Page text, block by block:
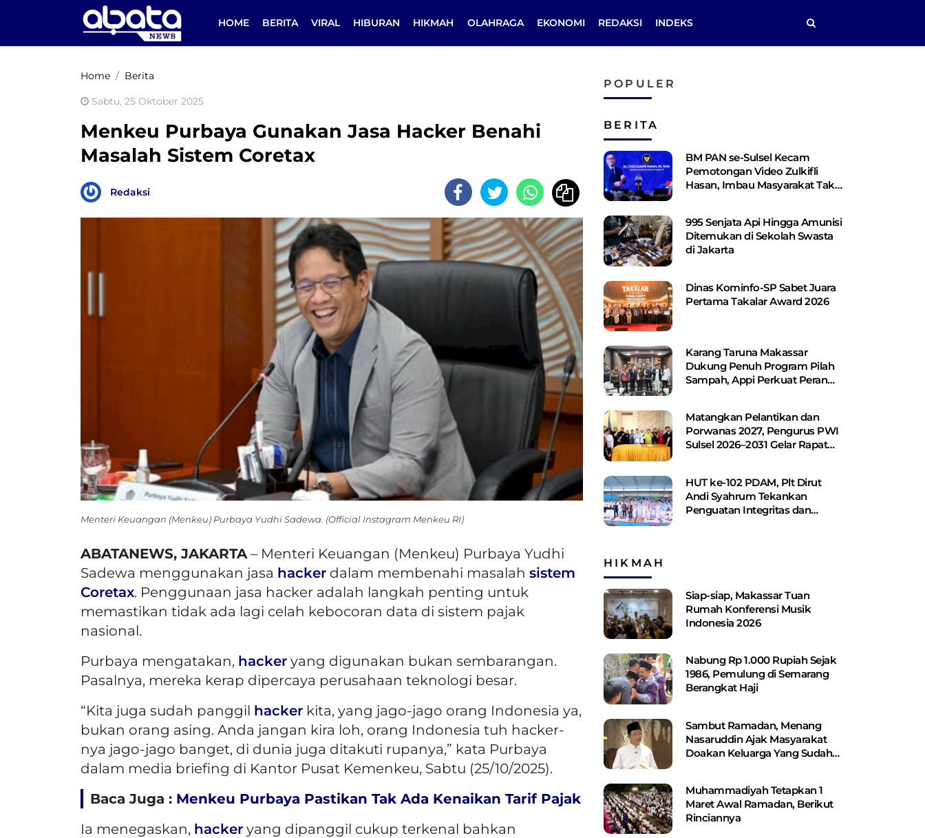
HOME BERITA VIRAL HIBURAN HIKMAH OLAHRAGA EKONOMI REDAKSI INDEKS
Home Berita
Sabtu, 25 Oktober 2025
Menkeu Purbaya Gunakan Jasa Hacker Benahi
Masalah Sistem Coretax
Redaksi
Menteri Keuangan (Menkeu) Purbaya Yudhi Sadewa. (Official Instagram Menkeu RI)
ABATANEWS, JAKARTA – Menteri Keuangan (Menkeu) Purbaya Yudhi
Sadewa menggunakan jasa hacker dalam membenahi masalah sistem
Coretax. Penggunaan jasa hacker adalah langkah penting untuk
memastikan tidak ada lagi celah kebocoran data di sistem pajak
nasional.
Purbaya mengatakan, hacker yang digunakan bukan sembarangan.
Pasalnya, mereka kerap dipercaya perusahaan teknologi besar.
“Kita juga sudah panggil hacker kita, yang jago-jago orang Indonesia ya,
bukan orang asing. Anda jangan kira loh, orang Indonesia tuh hacker-
nya jago-jago banget, di dunia juga ditakuti rupanya,” kata Purbaya
dalam media briefing di Kantor Pusat Kemenkeu, Sabtu (25/10/2025).
Baca Juga : Menkeu Purbaya Pastikan Tak Ada Kenaikan Tarif Pajak
Ia menegaskan, hacker yang dipanggil cukup terkenal bahkan
POPULER
BERITA
BM PAN se-Sulsel Kecam
Pemotongan Video Zulkifli
Hasan, Imbau Masyarakat Tak
995 Senjata Api Hingga Amunisi
Ditemukan di Sekolah Swasta
di Jakarta
Dinas Kominfo-SP Sabet Juara
Pertama Takalar Award 2026
Karang Taruna Makassar
Dukung Penuh Program Pilah
Sampah, Appi Perkuat Peran
Matangkan Pelantikan dan
Porwanas 2027, Pengurus PWI
Sulsel 2026–2031 Gelar Rapat
HUT ke-102 PDAM, Plt Dirut
Andi Syahrum Tekankan
Penguatan Integritas dan
HIKMAH
Siap-siap, Makassar Tuan
Rumah Konferensi Musik
Indonesia 2026
Nabung Rp 1.000 Rupiah Sejak
1986, Pemulung di Semarang
Berangkat Haji
Sambut Ramadan, Menang
Nasaruddin Ajak Masyarakat
Doakan Keluarga Yang Sudah
Muhammadiyah Tetapkan 1
Maret Awal Ramadan, Berikut
Rinciannya